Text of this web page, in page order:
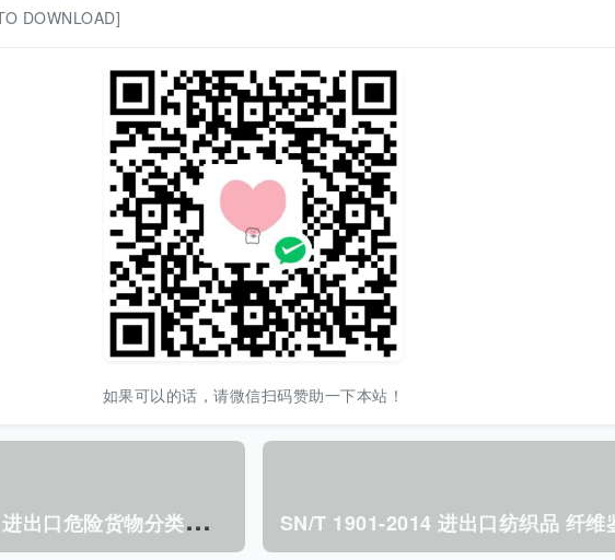
DOWNLOAD]
如果可以的话，请微信扫码赞助一下本站！
S
N/T 1828.15-2006 进出口危险货物分类试验方法 第15部分:自热固体.pdf